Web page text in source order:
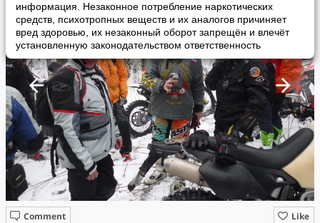
информация. Незаконное потребление наркотических
средств, психотропных веществ и их аналогов причиняет
вред здоровью, их незаконный оборот запрещён и влечёт
установленную законодательством ответственность
Like
Comment